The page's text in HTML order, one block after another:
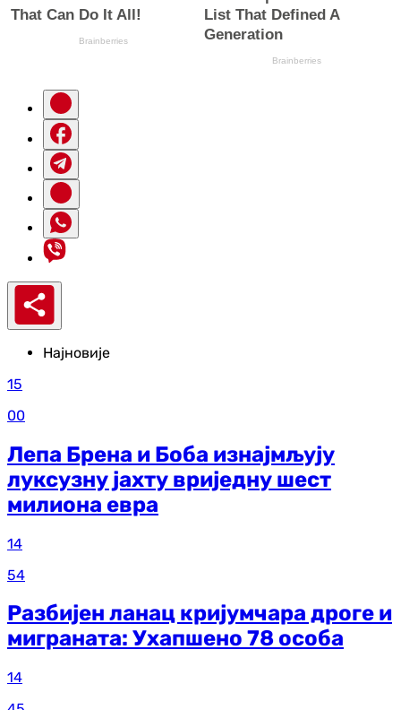
Најновије
15
00
Лепа Брена и Боба изнајмљују
луксузну јахту вриједну шест
милиона евра
14
54
Разбијен ланац кријумчара дроге и
миграната: Ухапшено 78 особа
14